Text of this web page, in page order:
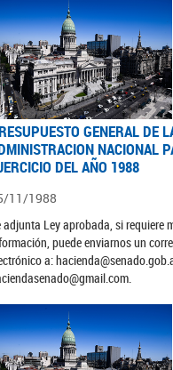
GENERAL DE
NACIONAL
DEL AÑO 1988
11/1988
adjunta Ley aprobada, si requiere
puede enviarnos un
a: